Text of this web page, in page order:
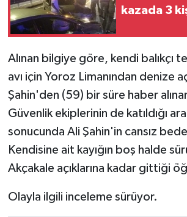
kazada 3
Alınan bilgiye göre, kendi balıkçı
avı için Yoroz Limanından denize
Şahin'den (59) bir süre haber
Güvenlik ekiplerinin de katıldığı
sonucunda Ali Şahin'in cansız
Kendisine ait kayığın boş halde
Akçakale açıklarına kadar gittiği
Olayla ilgili inceleme sürüyor.